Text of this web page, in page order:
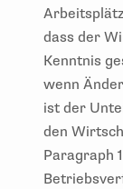
dass der
Kenntnis
wenn
ist der
den
Paragraph